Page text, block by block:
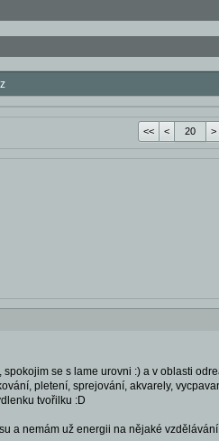
<< < >
se s lame urovni :) a v oblasti
pletení, sprejování, akvarely,
tvořilku :D
a nemám už energii na nějaké